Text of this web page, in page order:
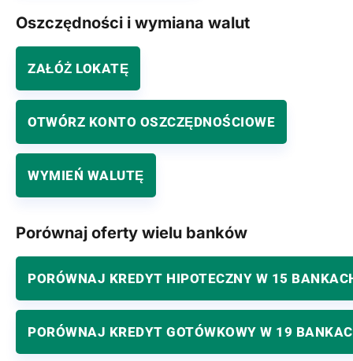
Oszczędności i wymiana walut
ZAŁÓŻ LOKATĘ
OTWÓRZ KONTO OSZCZĘDNOŚCIOWE
WYMIEŃ WALUTĘ
Porównaj oferty wielu banków
PORÓWNAJ KREDYT HIPOTECZNY W 15
PORÓWNAJ KREDYT GOTÓWKOWY W 19